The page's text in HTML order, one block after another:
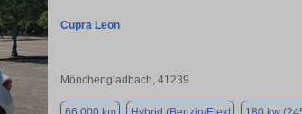
Cupra Leon
Mönchengladbach, 41239